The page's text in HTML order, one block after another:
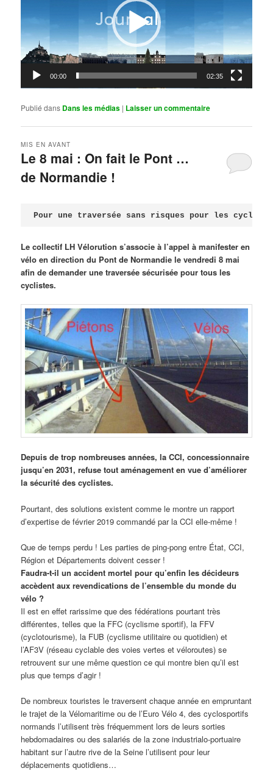
00:00 02:35
Publié dans Dans les médias | Laisser un commentaire
Le 8 mai : On fait le Pont …
de Normandie !
MIS EN AVANT
Pour une traversée sans risques pour les
Le collectif LH Vélorution s’associe à l’appel à manifester en
vélo en direction du Pont de Normandie le vendredi 8 mai
afin de demander une traversée sécurisée pour tous les
cyclistes.
Depuis de trop nombreuses années, la CCI, concessionnaire
jusqu’en 2031, refuse tout aménagement en vue d’améliorer
la sécurité des cyclistes.
Pourtant, des solutions existent comme le montre un rapport
d’expertise de février 2019 commandé par la CCI elle-même !
Que de temps perdu ! Les parties de ping-pong entre État, CCI,
Région et Départements doivent cesser !
Faudra-t-il un accident mortel pour qu’enfin les décideurs
accèdent aux revendications de l’ensemble du monde du
vélo ?
Il est en effet rarissime que des fédérations pourtant très
différentes, telles que la FFC (cyclisme sportif), la FFV
(cyclotourisme), la FUB (cyclisme utilitaire ou quotidien) et
l’AF3V (réseau cyclable des voies vertes et véloroutes) se
retrouvent sur une même question ce qui montre bien qu’il est
plus que temps d’agir !
De nombreux touristes le traversent chaque année en empruntant
le trajet de la Vélomaritime ou de l’Euro Vélo 4, des cyclosportifs
normands l’utilisent très fréquemment lors de leurs sorties
hebdomadaires ou des salariés de la zone industrialo-portuaire
habitant sur l’autre rive de la Seine l’utilisent pour leur
déplacements quotidiens…